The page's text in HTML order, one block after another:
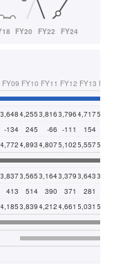
FY09 FY10 FY11 FY12 FY13
3,648 4,255 3,816 3,796 4,717
-134 245 -66 -111 154
4,772 4,893 4,8075,102 5,557
3,8373,565 3,1643,379 3,643
413 514 390 371 281
4,185 3,839 4,212 4,661 5,031